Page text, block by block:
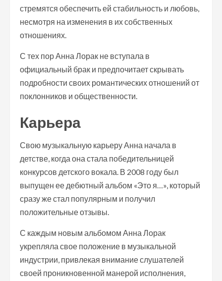
стремятся обеспечить ей стабильность и любовь,
несмотря на изменения в их собственных
отношениях.
С тех пор Анна Лорак не вступала в
официальный брак и предпочитает скрывать
подробности своих романтических отношений от
поклонников и общественности.
Карьера
Свою музыкальную карьеру Анна начала в
детстве, когда она стала победительницей
конкурсов детского вокала. В 2008 году был
выпущен ее дебютный альбом «Это я…», который
сразу же стал популярным и получил
положительные отзывы.
С каждым новым альбомом Анна Лорак
укрепляла свое положение в музыкальной
индустрии, привлекая внимание слушателей
своей проникновенной манерой исполнения,